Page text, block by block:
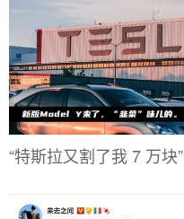
“特斯拉又割了我 7 万块”